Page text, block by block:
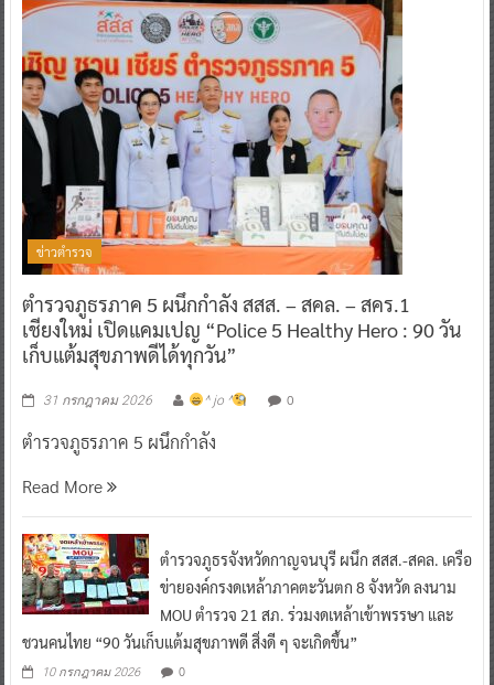
ข่าวตำรวจ
ตำรวจภูธรภาค 5 ผนึกกำลัง สสส. – สคล. – สคร.1
เชียงใหม่ เปิดแคมเปญ “Police 5 Healthy Hero : 90 วัน
เก็บแต้มสุขภาพดีได้ทุกวัน”
31 กรกฎาคม 2026 ^ jo ^ 0
ตำรวจภูธรภาค 5 ผนึกกำลัง
Read More
ตำรวจภูธรจังหวัดกาญจนบุรี ผนึก สสส.-สคล. เครือ
ข่ายองค์กรงดเหล้าภาคตะวันตก 8 จังหวัด ลงนาม
MOU ตำรวจ 21 สภ. ร่วมงดเหล้าเข้าพรรษา และ
ชวนคนไทย “90 วันเก็บแต้มสุขภาพดี สิ่งดี ๆ จะเกิดขึ้น”
10 กรกฎาคม 2026 0